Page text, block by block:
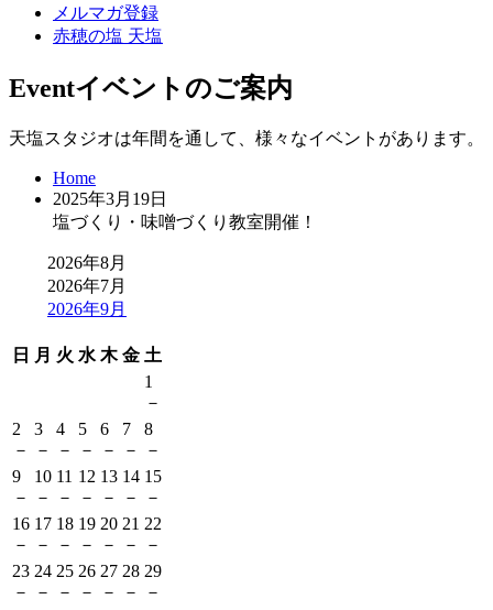
メルマガ登録
赤穂の塩 天塩
Eventイベントのご案内
天塩スタジオは年間を通して、様々なイベントがあります。
Home
2025年3月19日
塩づくり・味噌づくり教室開催！
2026年8月
2026年7月
2026年9月
日 月 火 水 木 金 土
1
－
2
－
3
－
4
－
5
－
6
－
7
－
8
－
9
－
10
－
11
－
12
－
13
－
14
－
15
－
16
－
17
－
18
－
19
－
20
－
21
－
22
－
23
－
24
－
25
－
26
－
27
－
28
－
29
－